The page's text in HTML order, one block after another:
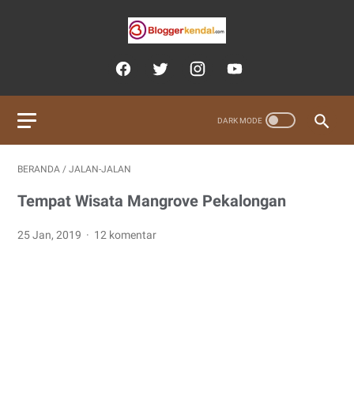
BERANDA / JALAN-JALAN
Tempat Wisata Mangrove Pekalongan
25 Jan, 2019 12 komentar